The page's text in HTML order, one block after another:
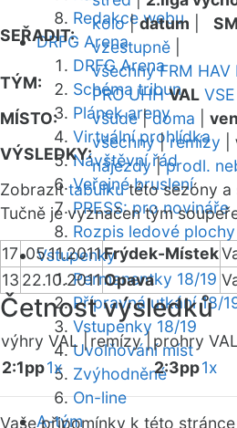
Redakce webu
DRFG Arena
DRFG Arena
Schéma tribun
Plánek areny
Virtuální prohlídka
Návštěvní řád
Veřejné bruslení
PRESS: pro novináře
Rozpis ledové plochy
Vstupenky
Permanentky 18/19
Přípravná utkání 18/
Vstupenky 18/19
Uvolňování míst
Zvýhodněné
On-line
A-tým
SEŘADIT:
kolo|datum
vzestupně
TÝM:
všechny FRM HAV
PRO UHH VAL VSE
MÍSTO:
všude|doma
VÝSLEDKY:
všechny|remízy
nájezdy|prodl.
Zobrazittabulkutéto sezóny a
Tučně je vyznačen tým
17 05.11.2011Frýdek-Místek
13 22.10.2011Opava
Četnost výsledků
výhry VAL | remízy | prohry VAL
2:1pp1x 2:3pp1x
Vaše připomínky k této